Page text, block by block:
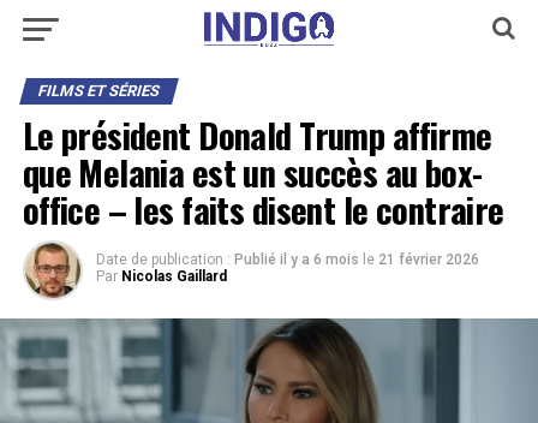
FILMS ET SÉRIES
Le président Donald Trump affirme
que Melania est un succès au box-
office – les faits disent le contraire
Date de publication : Publié il y a 6 mois le 21 février 2026
Par Nicolas Gaillard